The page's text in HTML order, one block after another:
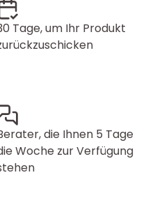
Tage, um Ihr Produkt
die Ihnen 5 Tage
Woche zur Verfügung